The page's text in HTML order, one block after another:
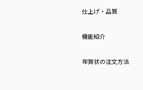
仕上げ・品質
機能紹介
年賀状の注文方法